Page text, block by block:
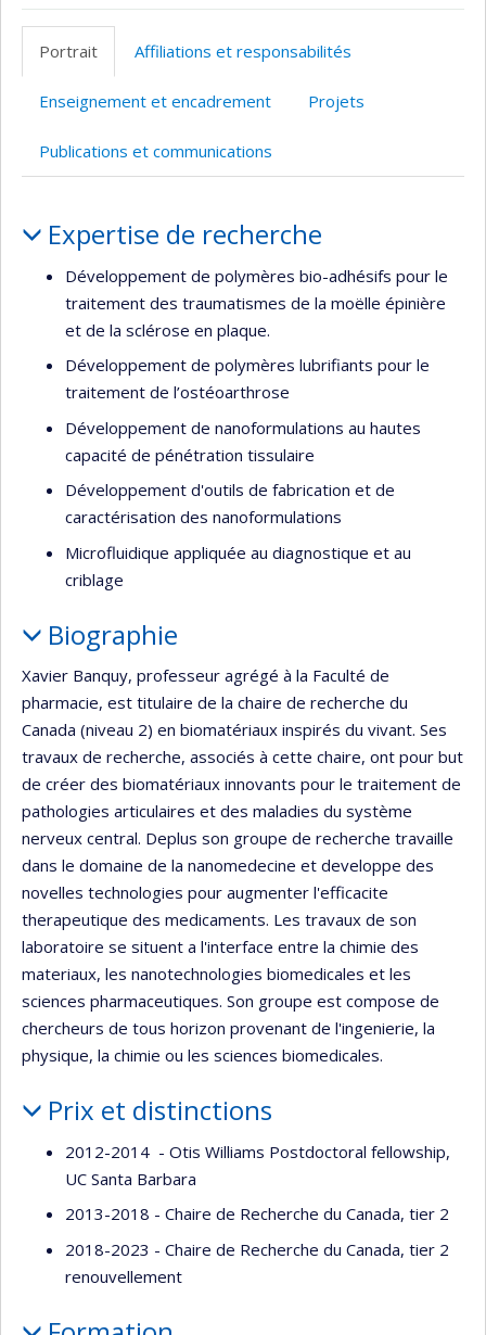
ResearchGate
Page
professionnelle
(faculté,département,école)
PubMedLinkedInGoogleAutre
Portrait Affiliations et responsabilités
Enseignement et encadrement Projets
Publications et communications
Expertise de recherche
Développement de polymères bio-adhésifs pour le
traitement des traumatismes de la moëlle épinière
et de la sclérose en plaque.
Développement de polymères lubrifiants pour le
traitement de l’ostéoarthrose
Développement de nanoformulations au hautes
capacité de pénétration tissulaire
Développement d'outils de fabrication et de
caractérisation des nanoformulations
Microfluidique appliquée au diagnostique et au
criblage
Biographie
Xavier Banquy, professeur agrégé à la Faculté de
pharmacie, est titulaire de la chaire de recherche du
Canada (niveau 2) en biomatériaux inspirés du vivant. Ses
travaux de recherche, associés à cette chaire, ont pour but
de créer des biomatériaux innovants pour le traitement de
pathologies articulaires et des maladies du système
nerveux central. Deplus son groupe de recherche travaille
dans le domaine de la nanomedecine et developpe des
novelles technologies pour augmenter l'efficacite
therapeutique des medicaments. Les travaux de son
laboratoire se situent a l'interface entre la chimie des
materiaux, les nanotechnologies biomedicales et les
sciences pharmaceutiques. Son groupe est compose de
chercheurs de tous horizon provenant de l'ingenierie, la
physique, la chimie ou les sciences biomedicales.
Prix et distinctions
2012-2014 - Otis Williams Postdoctoral fellowship,
UC Santa Barbara
2013-2018 - Chaire de Recherche du Canada, tier 2
2018-2023 - Chaire de Recherche du Canada, tier 2
renouvellement